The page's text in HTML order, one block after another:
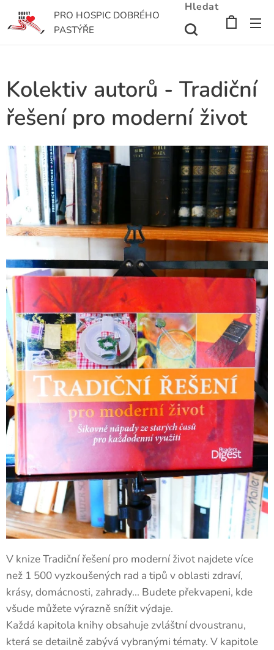
PRO HOSPIC DOBRÉHO
PASTÝŘE
Hledat
Kolektiv autorů - Tradiční
řešení pro moderní život
V knize Tradiční řešení pro moderní život najdete více
než 1 500 vyzkoušených rad a tipů v oblasti zdraví,
krásy, domácnosti, zahrady... Budete překvapeni, kde
všude můžete výrazně snížit výdaje.
Každá kapitola knihy obsahuje zvláštní dvoustranu,
která se detailně zabývá vybranými tématy. V kapitole